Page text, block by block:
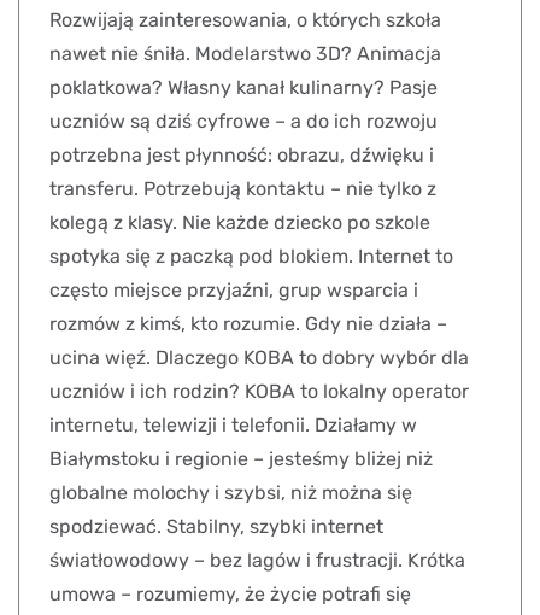
Rozwijają zainteresowania, o których szkoła
nawet nie śniła. Modelarstwo 3D? Animacja
poklatkowa? Własny kanał kulinarny? Pasje
uczniów są dziś cyfrowe – a do ich rozwoju
potrzebna jest płynność: obrazu, dźwięku i
transferu. Potrzebują kontaktu – nie tylko z
kolegą z klasy. Nie każde dziecko po szkole
spotyka się z paczką pod blokiem. Internet to
często miejsce przyjaźni, grup wsparcia i
rozmów z kimś, kto rozumie. Gdy nie działa –
ucina więź. Dlaczego KOBA to dobry wybór dla
uczniów i ich rodzin? KOBA to lokalny operator
internetu, telewizji i telefonii. Działamy w
Białymstoku i regionie – jesteśmy bliżej niż
globalne molochy i szybsi, niż można się
spodziewać. Stabilny, szybki internet
światłowodowy – bez lagów i frustracji. Krótka
umowa – rozumiemy, że życie potrafi się